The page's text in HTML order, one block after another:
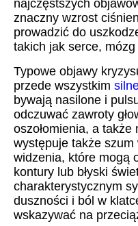
najczęstszych
znaczny wzrost
prowadzić do
takich jak serce,
Typowe objawy
przede wszystkim
bywają nasilone i
odczuwać zawroty
oszołomienia, a
występuje także
widzenia, które mogą
kontury lub błyski
charakterystycznym
duszności i ból w
wskazywać na